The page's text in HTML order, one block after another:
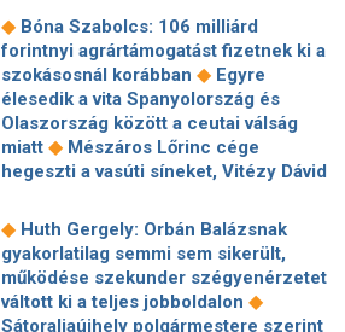
tagozatos javaslatcsomagja
Lemond és az egyetemről is távozik
az Ádám Zoltánt kirúgó corvinusos
rektorhelyettes
Katasztrófavédelem: Ez már nekünk is
sok! És sajnos nem látjuk a végét
◆
Nem fizeti vissza a vételárat a zuglói
kormányzati negyed
szélerőmű-gyűlölete: egymilliárd
dollárt fizetnek egy német cégnek,
hogy leállítsa az amerikai projektjeit◆
Dinnyedráma: hiába finom csemege,
◆ Bóna Szabolcs: 106 milliárd
forintnyi agrártámogatást fizetnek ki a
szokásosnál korábban ◆ Egyre
élesedik a vita Spanyolország és
Olaszország között a ceutai válság
miatt ◆ Mészáros Lőrinc cége
hegeszti a vasúti síneket, Vitézy Dávid
tesz a Bosnyák téri irodakomplexum
beruházója, ha az állam felmondja a
szerződésüket
Megérkezett
Magyar Péter bejelentése: így költik
el a 6 ezer milliárd forintnyi uniós
◆ Huth Gergely: Orbán Balázsnak
gyakorlatilag semmi sem sikerült,
működése szekunder szégyenérzetet
váltott ki a teljes jobboldalon ◆
Sátoraljaújhely polgármestere szerint